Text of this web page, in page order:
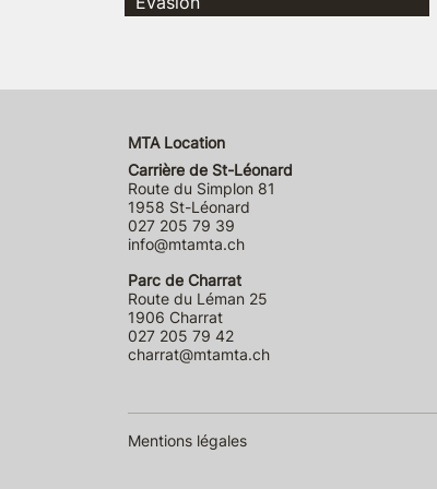
MTA Location
Carrière de St-Léonard
Route du Simplon 81
1958 St-Léonard
027 205 79 39
info@mtamta.ch
Parc de Charrat
Route du Léman 25
1906 Charrat
027 205 79 42
charrat@mtamta.ch
Mentions légales